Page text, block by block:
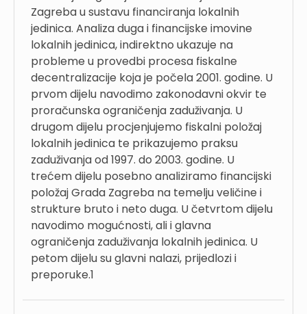
Zagreba u sustavu financiranja lokalnih
jedinica. Analiza duga i financijske imovine
lokalnih jedinica, indirektno ukazuje na
probleme u provedbi procesa fiskalne
decentralizacije koja je počela 2001. godine. U
prvom dijelu navodimo zakonodavni okvir te
proračunska ograničenja zaduživanja. U
drugom dijelu procjenjujemo fiskalni položaj
lokalnih jedinica te prikazujemo praksu
zaduživanja od 1997. do 2003. godine. U
trećem dijelu posebno analiziramo financijski
položaj Grada Zagreba na temelju veličine i
strukture bruto i neto duga. U četvrtom dijelu
navodimo mogućnosti, ali i glavna
ograničenja zaduživanja lokalnih jedinica. U
petom dijelu su glavni nalazi, prijedlozi i
preporuke.1